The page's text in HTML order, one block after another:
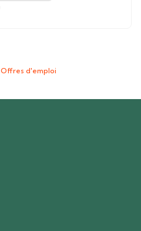
Offres d'emploi